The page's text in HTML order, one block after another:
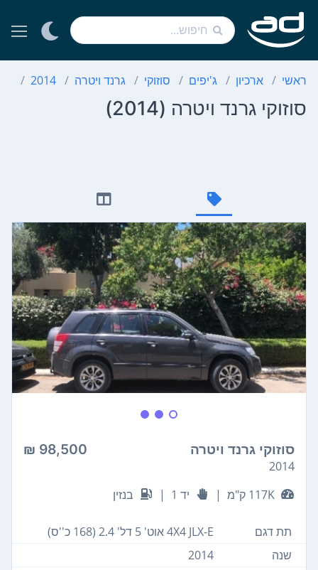
ראשי ארכיון ג'יפים סוזוקי גרנד ויטרה 2014
סוזוקי גרנד ויטרה (2014)
סוזוקי גרנד ויטרה 98,500 ₪
2014
117K ק"מ
| יד 1 | בנזין
תת דגם
4X4 JLX-E אוט' 5 דל' 2.4 (168 כ''ס)
שנה
2014